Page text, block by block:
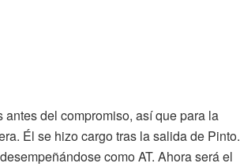
del compromiso, así que para la
Él se hizo cargo tras la salida de Pinto.
como AT. Ahora será el